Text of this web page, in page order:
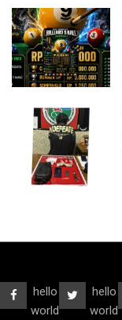
hello
world
hello
world